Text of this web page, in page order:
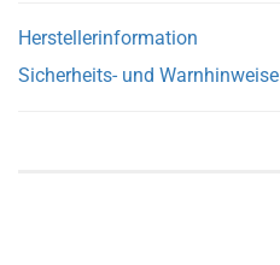
Herstellerinformation
Sicherheits- und Warnhinweise